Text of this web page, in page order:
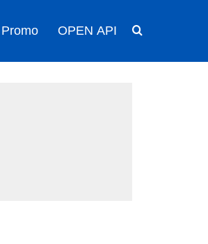
OPEN API